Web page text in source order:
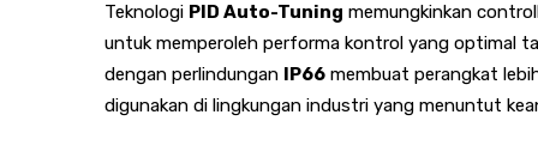
Teknologi PID Auto-Tuning memungkinkan
untuk memperoleh performa kontrol yang optimal
dengan perlindungan
IP66 membuat perangkat
digunakan di lingkungan industri yang menuntut